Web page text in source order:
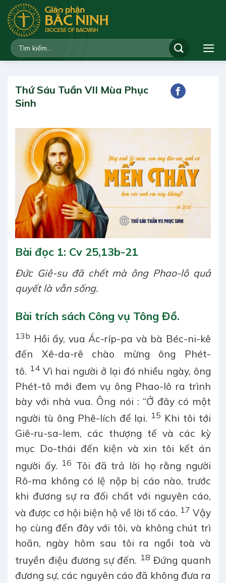
qua
dung
Thứ Sáu Tuần VII Mùa Phục
Sinh
Bài đọc 1: Cv 25,13b-21
Đức Giê-su đã chết mà ông Phao-lô quả
quyết là vẫn sống.
Bài trích sách Công vụ Tông Đồ.
13b Hồi ấy, vua Ác-ríp-pa và bà Béc-ni-kê
đến Xê-da-rê chào mừng ông Phét-
tô. 14Vì hai người ở lại đó nhiều ngày, ông
Phét-tô mới đem vụ ông Phao-lô ra trình
bày với nhà vua. Ông nói : “Ở đây có một
người tù ông Phê-lích để lại. 15 Khi tôi tới
Giê-ru-sa-lem, các thượng tế và các kỳ
mục Do-thái đến kiện và xin tôi kết án
người ấy. 16 Tôi đã trả lời họ rằng người
Rô-ma không có lệ nộp bị cáo nào, trước
khi đương sự ra đối chất với nguyên cáo,
và được cơ hội biện hộ về lời tố cáo. 17 Vậy
họ cùng đến đây với tôi, và không chút trì
hoãn, ngày hôm sau tôi ra ngồi toà và
truyền điệu đương sự đến. 18 Đứng quanh
đương sự, các nguyên cáo đã không đưa ra